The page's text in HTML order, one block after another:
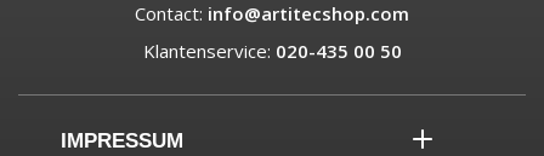
Contact: info@artitecshop.com
Klantenservice: 020-435 00 50
IMPRESSUM